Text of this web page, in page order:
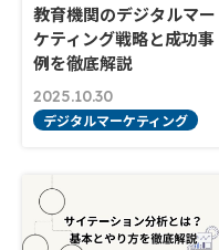
教育機関のデジタルマー
ケティング戦略と成功事
例を徹底解説
2025.10.30
デジタルマーケティング